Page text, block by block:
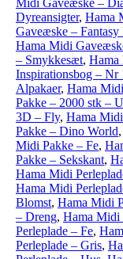
Midi Gaveæske –
Dyreansigter, Hama
Gaveæske – Fantasy
Hama Midi
– Smykkesæt, Hama
Inspirationsbog – Nr
Alpakaer, Hama
Pakke – 2000 stk –
3D – Fly, Hama
Pakke – Dino World,
Midi Pakke – Fe,
Pakke – Sekskant,
Hama Midi
Hama Midi
Blomst, Hama Midi
– Dreng, Hama Midi
Perleplade – Fe,
Perleplade – Gris,